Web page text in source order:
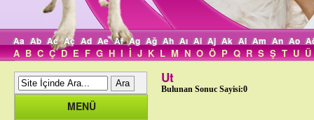
Aa Ab Ac Aç Ad Ae Af Ag Ağ Ah Aı Ai Aj Ak Al Am An Ao
A B C Ç D E F G H I İ J K L M N O Ö P Q R S Ş T U Ü
MENÜ
Ut
Bulunan Sonuc Sayisi:0